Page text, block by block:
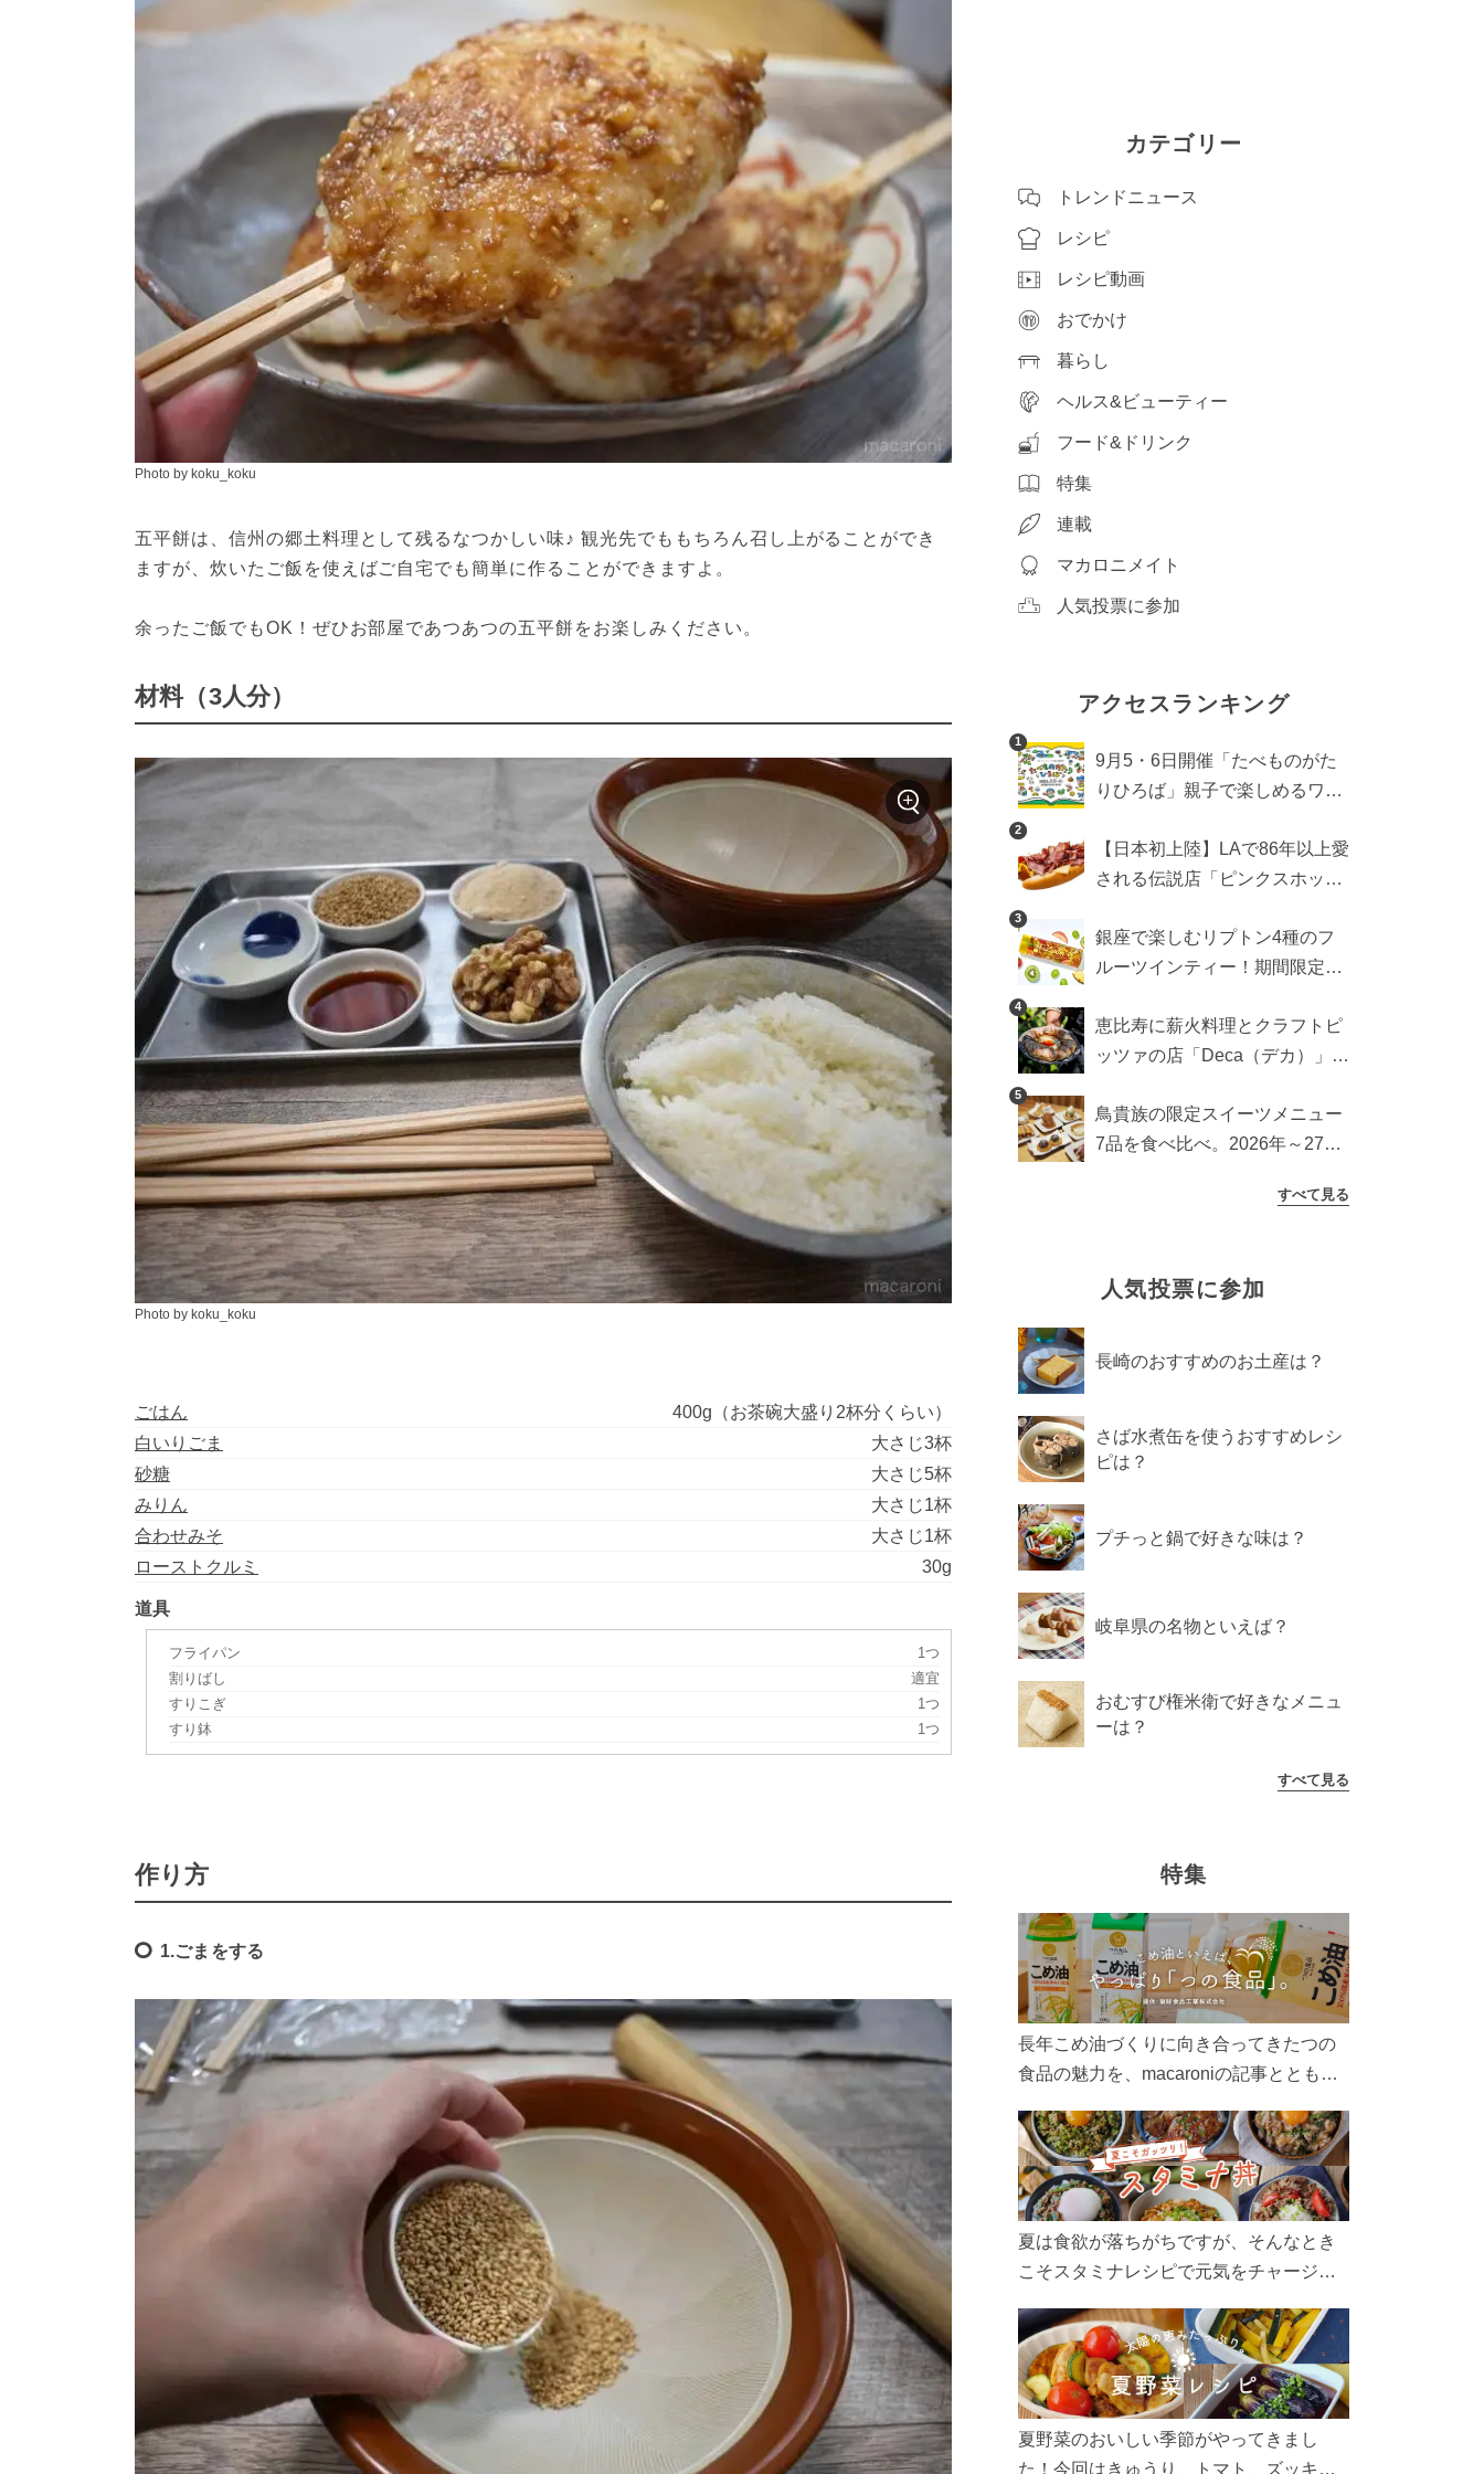
Photo by koku_koku
五平餅は、信州の郷土料理として残るなつかしい味♪ 観光先でももちろん召し上がることができ
ますが、炊いたご飯を使えばご自宅でも簡単に作ることができますよ。
余ったご飯でもOK！ぜひお部屋であつあつの五平餅をお楽しみください。
材料（3人分）
Photo by koku_koku
ごはん
400g（お茶碗大盛り2杯分くらい）
白いりごま
大さじ3杯
砂糖
大さじ5杯
みりん
大さじ1杯
合わせみそ
大さじ1杯
ローストクルミ
30g
道具
フライパン
1つ
割りばし
適宜
すりこぎ
1つ
すり鉢
1つ
作り方
1.ごまをする
カテゴリー
トレンドニュース
レシピ
レシピ動画
おでかけ
暮らし
ヘルス&ビューティー
フード&ドリンク
特集
連載
マカロニメイト
人気投票に参加
アクセスランキング
1
9月5・6日開催「たべものがた
りひろば」親子で楽しめるワー
ーなどをご紹介
2
【日本初上陸】LAで86年以上愛
される伝説店「ピンクスホット
ットドッグブーム到来!?
3
銀座で楽しむリプトン4種のフ
ルーツインティー！期間限定キ
4
恵比寿に薪火料理とクラフトピ
ッツァの店「Deca（デカ）」が
ストラン
5
鳥貴族の限定スイーツメニュー
7品を食べ比べ。2026年～27年
すべて見る
人気投票に参加
長崎のおすすめのお土産は？
さば水煮缶を使うおすすめレシ
ピは？
プチっと鍋で好きな味は？
岐阜県の名物といえば？
おむすび権米衛で好きなメニュ
ーは？
すべて見る
特集
長年こめ油づくりに向き合ってきたつの
食品の魅力を、macaroniの記事とともに
ん、製造現場や品質へのこだわりまで。
こめ油をもっと好きになるコンテンツを
ぜひお楽しみください。
夏は食欲が落ちがちですが、そんなとき
こそスタミナレシピで元気をチャージ！
リ食べて、夏バテを吹き飛ばしましょ
う！
夏野菜のおいしい季節がやってきまし
た！今回はきゅうり、トマト、ズッキー